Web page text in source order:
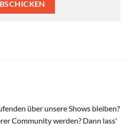
über unsere Shows bleiben?
Community werden? Dann lass'